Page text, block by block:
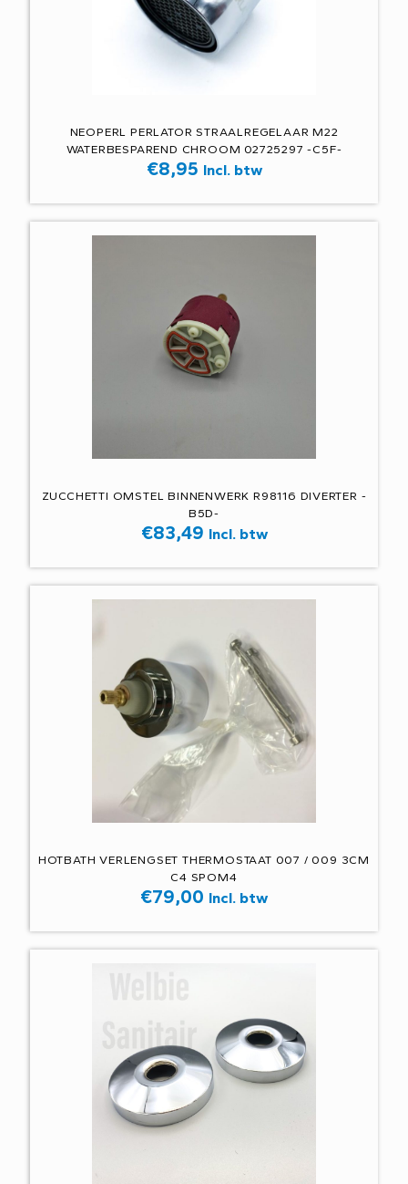
NEOPERL PERLATOR STRAALREGELAAR M22
WATERBESPAREND CHROOM 02725297 -C5F-
€8,95 Incl. btw
ZUCCHETTI OMSTEL BINNENWERK R98116 DIVERTER -
B5D-
€83,49 Incl. btw
HOTBATH VERLENGSET THERMOSTAAT 007 / 009 3CM
C4 SPOM4
€79,00 Incl. btw